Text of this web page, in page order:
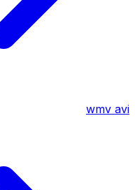
wmv avi